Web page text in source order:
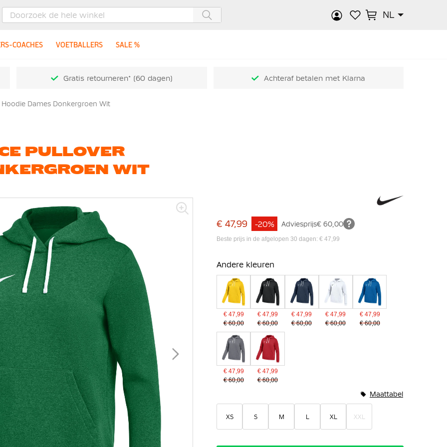
NL
COACHES VOETBALLERS SALE %
Gratis retourneren* (60 dagen) Achteraf betalen met Klarna
Hoodie Dames Donkergroen Wit
PULLOVER
WIT
€ 47,99 Adviesprijs€ 60,00
-20%
Beste prijs in de afgelopen 30 dagen: € 47,99
Andere kleuren
€ 47,99
€ 60,00
€ 47,99
€ 60,00
€ 47,99
€ 60,00
€ 47,99
€ 60,00
€ 47,99
€ 60,00
€ 47,99
€ 60,00
€ 47,99
€ 60,00
XS S M L XL XXL
Maattabel